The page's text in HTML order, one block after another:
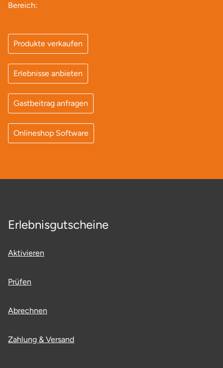
Bereich:
Produkte verkaufen
Erlebnisse anbieten
Gastbeitrag anfragen
Onlineshop Software
Erlebnisgutscheine
Aktivieren
Prüfen
Abrechnen
Zahlung & Versand